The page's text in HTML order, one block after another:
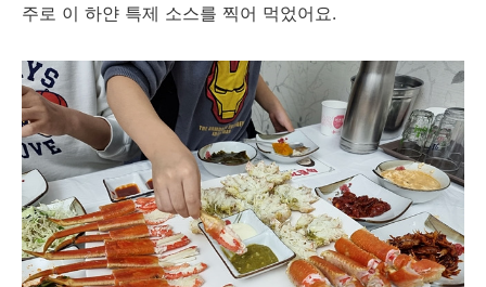
주로 이 하얀 특제 소스를 찍어 먹었어요.